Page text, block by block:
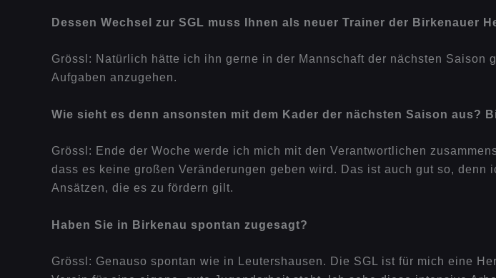
Dessen Wechsel zur SGL muss Ihnen als neuer Trainer der Birkenauer
Grössl: Natürlich hätte ich ihn gerne in der Mannschaft der nächsten
Aufgaben anzugehen.
Wie sieht es denn ansonsten mit dem Kader der nächsten Saison aus?
Grössl: Ende der Woche werde ich mich mit den Verantwortlichen
dass es keine großen Veränderungen geben wird. Das ist auch gut so,
Ansätzen, die es zu fördern gilt.
Haben Sie in Birkenau spontan zugesagt?
Grössl: Genauso spontan wie in Leutershausen. Die SGL ist für mich eine